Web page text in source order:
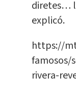
diretes…
explicó.
https://
famosos/
rivera-